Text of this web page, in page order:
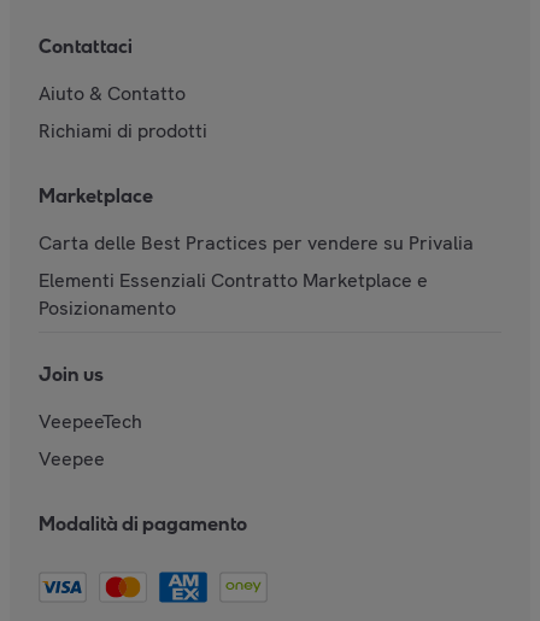
Contattaci
Aiuto & Contatto
Richiami di prodotti
Marketplace
Carta delle Best Practices per vendere su Privalia
Elementi Essenziali Contratto Marketplace e
Posizionamento
Join us
VeepeeTech
Veepee
Modalità di pagamento